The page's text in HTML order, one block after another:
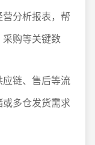
分析报表，帮
购等关键数
链、售后等流
多仓发货需求